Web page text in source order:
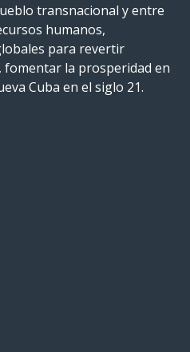
transnacional y entre
humanos,
para revertir
la prosperidad en
Cuba en el siglo 21.